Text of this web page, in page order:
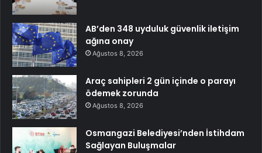
AB’den 348 uyduluk güvenlik iletişim
ağına onay
Ağustos 8, 2026
Araç sahipleri 2 gün içinde o parayı
ödemek zorunda
Ağustos 8, 2026
Osmangazi Belediyesi’nden İstihdam
Sağlayan Buluşmalar